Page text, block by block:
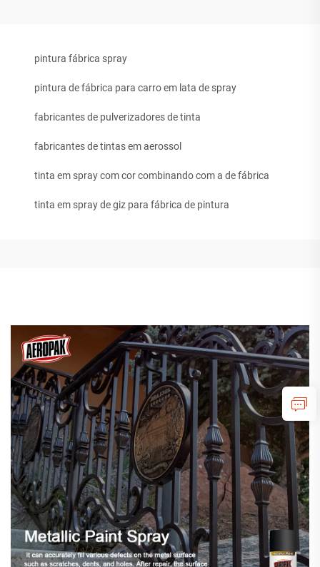
pintura fábrica spray
pintura de fábrica para carro em lata de spray
fabricantes de pulverizadores de tinta
fabricantes de tintas em aerossol
tinta em spray com cor combinando com a de fábrica
tinta em spray de giz para fábrica de pintura